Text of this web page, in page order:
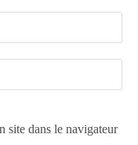
site dans le navigateur